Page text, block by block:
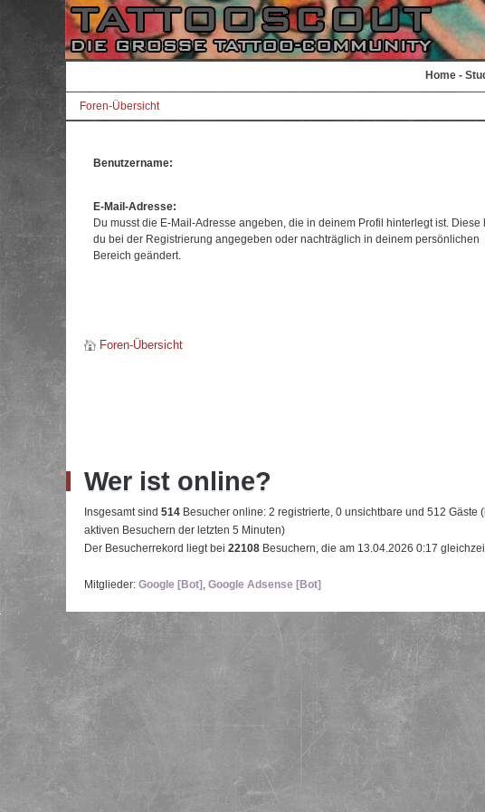
Home -
Foren-Übersicht
Benutzername:
E-Mail-Adresse:
Du musst die E-Mail-Adresse angeben, die in deinem Profil hinterlegt ist. Diese
du bei der Registrierung angegeben oder nachträglich in deinem persönlichen
Bereich geändert.
Foren-Übersicht
Wer ist online?
Insgesamt sind 514 Besucher online: 2 registrierte, 0 unsichtbare und 512 Gäste
aktiven Besuchern der letzten 5 Minuten)
Der Besucherrekord liegt bei 22108 Besuchern, die am 13.04.2026 0:17
Mitglieder: Google [Bot] , Google Adsense [Bot]